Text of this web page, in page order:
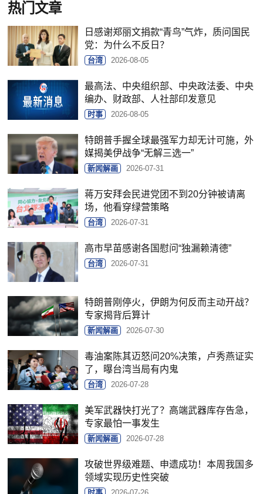
热门文章
日感谢郑丽文捐款“青鸟”气炸，质问国民
党：为什么不反日？
台湾 2026-08-05
最高法、中央组织部、中央政法委、中央
编办、财政部、人社部印发意见
时事 2026-08-05
特朗普手握全球最强军力却无计可施，外
媒揭美伊战争“无解三选一”
新闻解画 2026-07-31
蒋万安拜会民进党团不到20分钟被请离
场，他看穿绿营策略
台湾 2026-07-31
高市早苗感谢各国慰问“独漏赖清德”
台湾 2026-07-31
特朗普刚停火，伊朗为何反而主动开战？
专家揭背后算计
新闻解画 2026-07-30
毒油案陈其迈怒问20%决策，卢秀燕证实
了，曝台湾当局有内鬼
台湾 2026-07-28
美军武器快打光了？高端武器库存告急，
专家最怕一事发生
新闻解画 2026-07-28
攻破世界级难题、申遗成功！本周我国多
领域实现历史性突破